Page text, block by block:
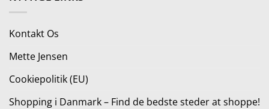
Kontakt Os
Mette Jensen
Cookiepolitik (EU)
Shopping i Danmark – Find de bedste steder at shoppe!